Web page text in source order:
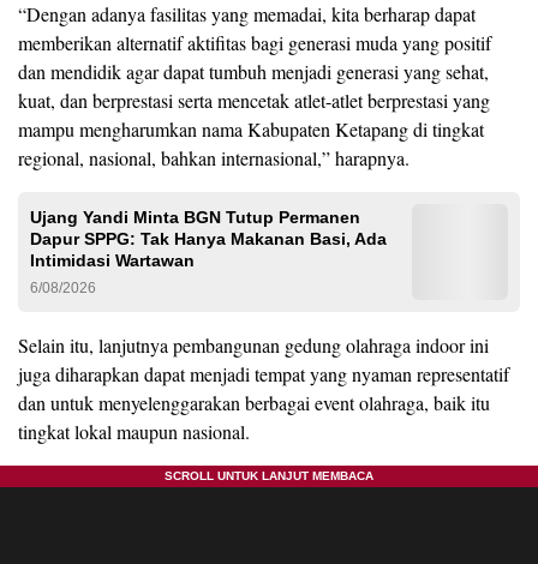
“Dengan adanya fasilitas yang memadai, kita berharap dapat
memberikan alternatif aktifitas bagi generasi muda yang positif
dan mendidik agar dapat tumbuh menjadi generasi yang sehat,
kuat, dan berprestasi serta mencetak atlet-atlet berprestasi yang
mampu mengharumkan nama Kabupaten Ketapang di tingkat
regional, nasional, bahkan internasional,” harapnya.
Ujang Yandi Minta BGN Tutup Permanen
Dapur SPPG: Tak Hanya Makanan Basi, Ada
Intimidasi Wartawan
6/08/2026
Selain itu, lanjutnya pembangunan gedung olahraga indoor ini
juga diharapkan dapat menjadi tempat yang nyaman representatif
dan untuk menyelenggarakan berbagai event olahraga, baik itu
tingkat lokal maupun nasional.